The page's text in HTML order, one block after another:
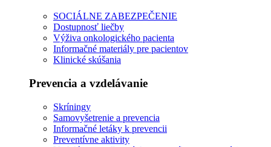
SOCIÁLNE ZABEZPEČENIE
Dostupnosť liečby
Výživa onkologického pacienta
Informačné materiály pre pacientov
Klinické skúšania
Prevencia a vzdelávanie
Skríningy
Samovyšetrenie a prevencia
Informačné letáky k prevencii
Preventívne aktivity